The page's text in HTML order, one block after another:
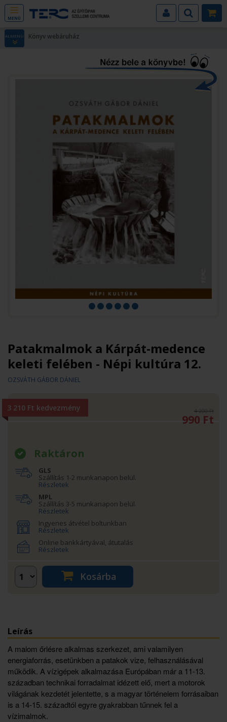
MENÜ
ALMENÜ Könyv webáruház
Patakmalmok a Kárpát-medence
keleti felében - Népi kultúra 12.
OZSVÁTH GÁBOR DÁNIEL
3 210 Ft kedvezmény 4 200 Ft
990 Ft
Raktáron
GLS
Szállítás 1-2 munkanapon belül.
Részletek
MPL
Szállítás 3-5 munkanapon belül.
Részletek
Ingyenes átvétel boltunkban
Részletek
Online bankkártyával, átutalás
Részletek
Kosárba
Leírás
A malom őrlésre alkalmas szerkezet, ami valamilyen
energiaforrás, esetünkben a patakok vize, felhasználásával
működik. A vízigépek alkalmazása Európában már a 11-13.
században technikai forradalmat idézett elő, mert a motorok
világának kezdetét jelentette, s a magyar történelem forrásaiban
is a 14-15. századtól egyre gyakrabban tűnnek fel a
vízimalmok.